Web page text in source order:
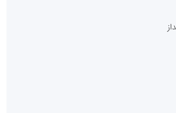
ملی مسکن